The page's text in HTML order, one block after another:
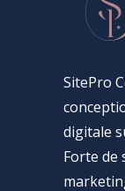
SitePro
digitale
Forte de